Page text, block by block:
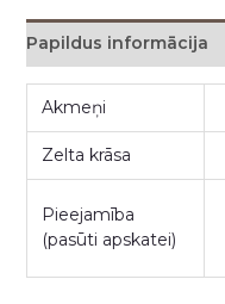
Papildus informācija
Akmeņi
Zelta krāsa
Pieejamība
(pasūti apskatei)